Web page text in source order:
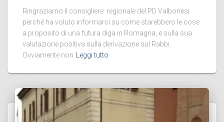
Ringraziamo il consigliere regionale del PD Valbonesi
perché ha voluto informarci su come starebbero le cose
a proposito di una futura diga in Romagna, e sulla sua
valutazione positiva sulla derivazione sul Rabbi.
Ovviamente non
Leggi tutto